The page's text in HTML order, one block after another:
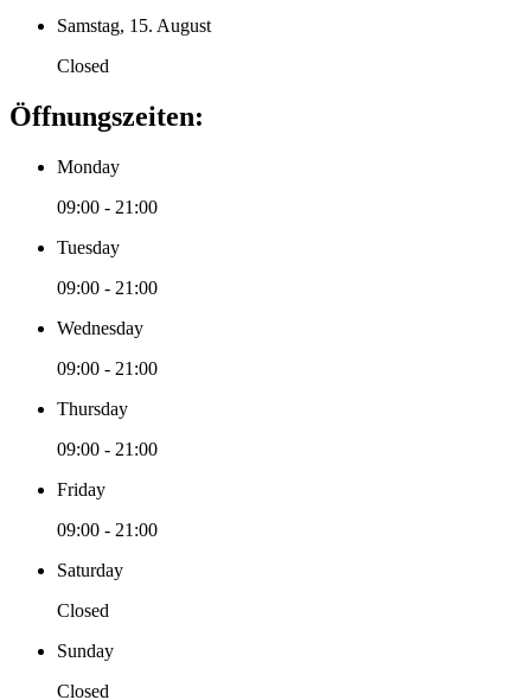
Samstag, 15. August
Closed
Öffnungszeiten:
Monday
09:00 - 21:00
Tuesday
09:00 - 21:00
Wednesday
09:00 - 21:00
Thursday
09:00 - 21:00
Friday
09:00 - 21:00
Saturday
Closed
Sunday
Closed